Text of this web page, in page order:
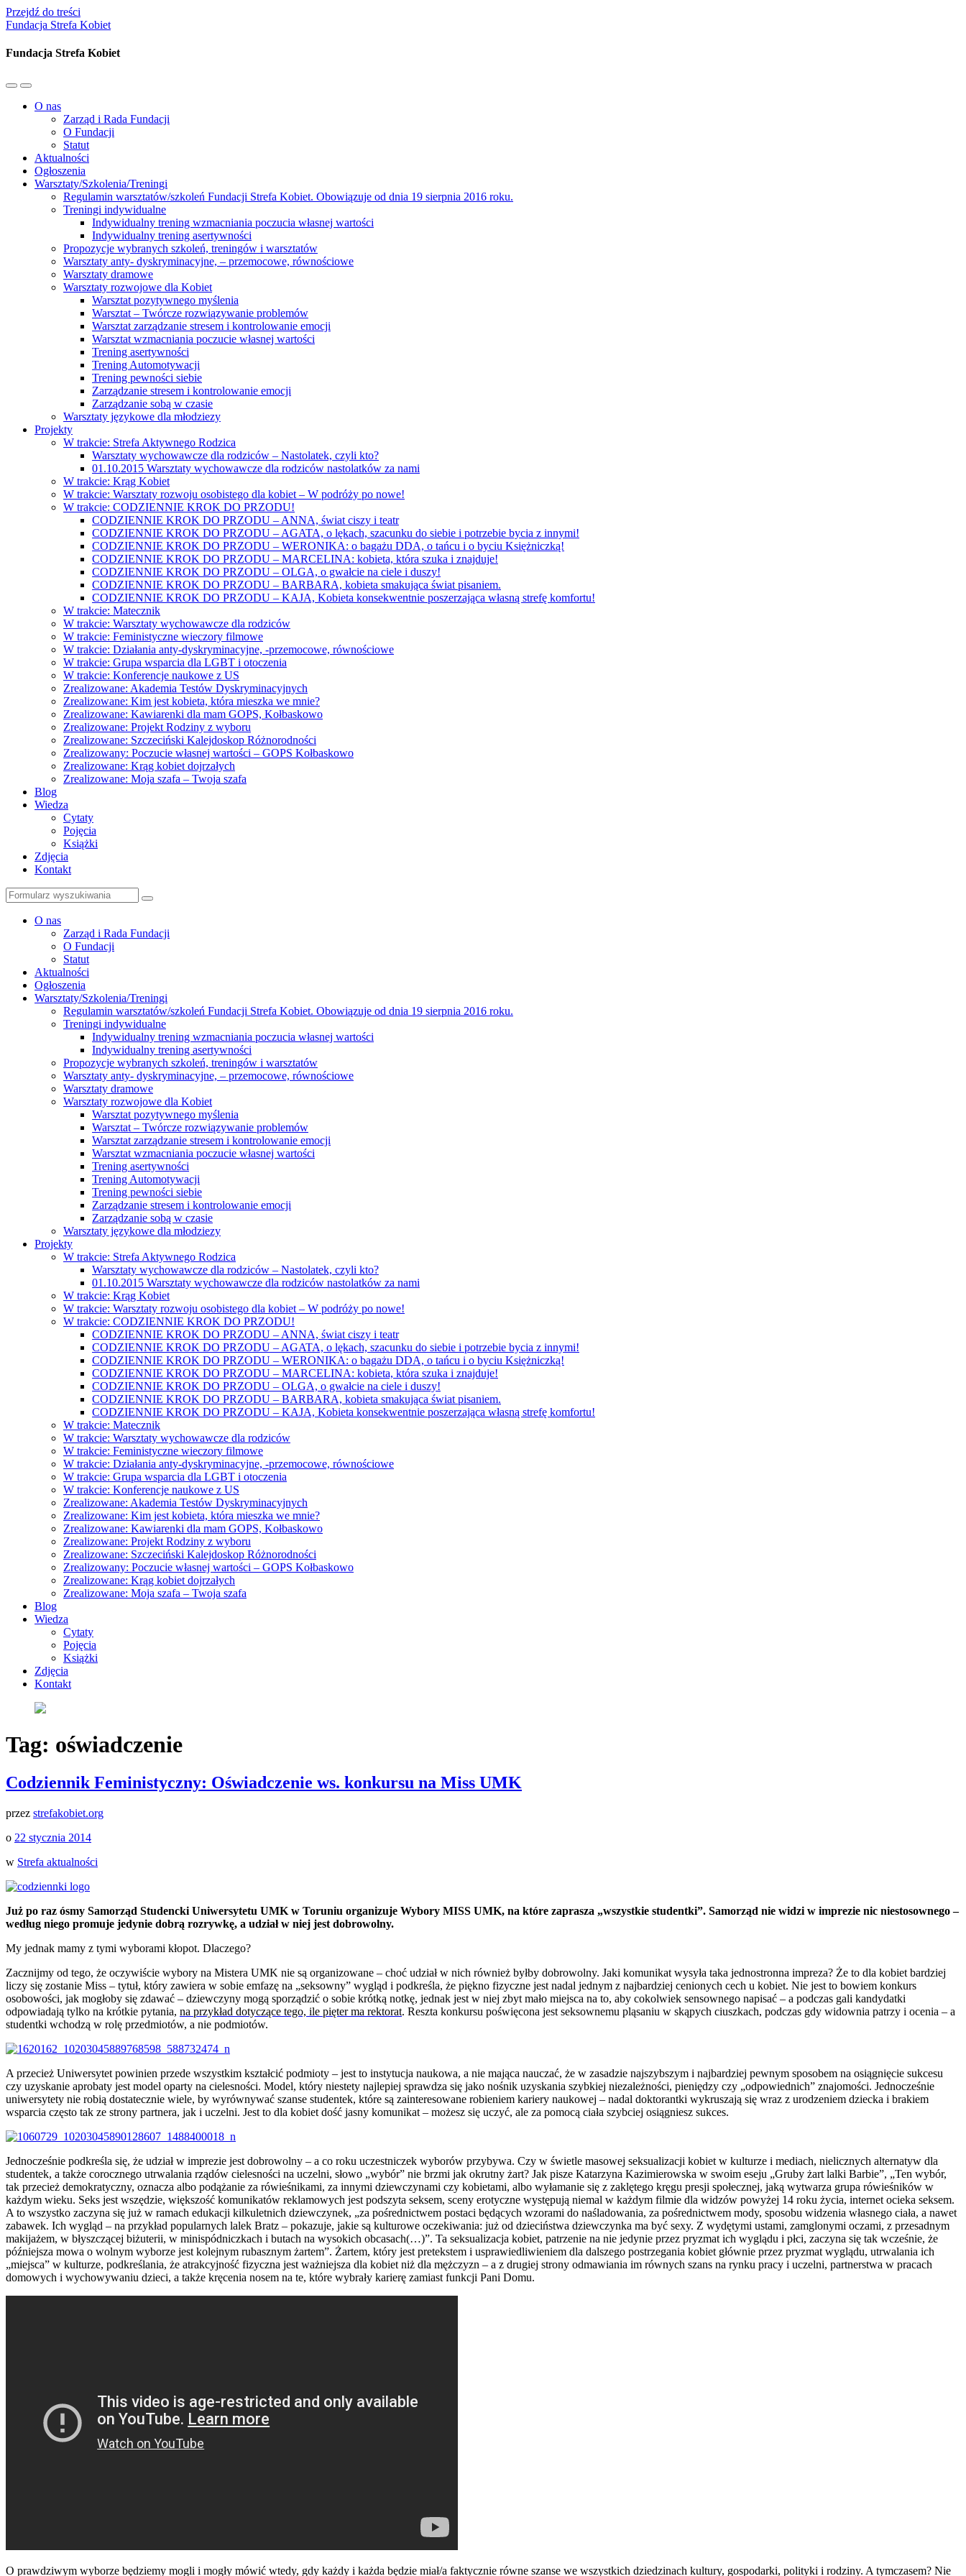
Przejdź do treści
Fundacja Strefa Kobiet
Fundacja Strefa Kobiet
Przełącz
mobilne
Przełącz
pole
wyszukiwania
O nas
Zarząd i Rada Fundacji
O Fundacji
Statut
Aktualności
Ogłoszenia
Warsztaty/Szkolenia/Treningi
Regulamin warsztatów/szkoleń Fundacji Strefa Kobiet. Obowiązuje od dnia 19 sierpnia 2016 roku.
Treningi indywidualne
Indywidualny trening wzmacniania poczucia własnej wartości
Indywidualny trening asertywności
Propozycje wybranych szkoleń, treningów i warsztatów
Warsztaty anty- dyskryminacyjne, – przemocowe, równościowe
Warsztaty dramowe
Warsztaty rozwojowe dla Kobiet
Warsztat pozytywnego myślenia
Warsztat – Twórcze rozwiązywanie problemów
Warsztat zarządzanie stresem i kontrolowanie emocji
Warsztat wzmacniania poczucie własnej wartości
Trening asertywności
Trening Automotywacji
Trening pewności siebie
Zarządzanie stresem i kontrolowanie emocji
Zarządzanie sobą w czasie
Warsztaty językowe dla młodziezy
Projekty
W trakcie: Strefa Aktywnego Rodzica
Warsztaty wychowawcze dla rodziców – Nastolatek, czyli kto?
01.10.2015 Warsztaty wychowawcze dla rodziców nastolatków za nami
W trakcie: Krąg Kobiet
W trakcie: Warsztaty rozwoju osobistego dla kobiet – W podróży po nowe!
W trakcie: CODZIENNIE KROK DO PRZODU!
CODZIENNIE KROK DO PRZODU – ANNA, świat ciszy i teatr
CODZIENNIE KROK DO PRZODU – AGATA, o lękach, szacunku do siebie i potrzebie bycia z innymi!
CODZIENNIE KROK DO PRZODU – WERONIKA: o bagażu DDA, o tańcu i o byciu Księżniczką!
CODZIENNIE KROK DO PRZODU – MARCELINA: kobieta, która szuka i znajduje!
CODZIENNIE KROK DO PRZODU – OLGA, o gwałcie na ciele i duszy!
CODZIENNIE KROK DO PRZODU – BARBARA, kobieta smakująca świat pisaniem.
CODZIENNIE KROK DO PRZODU – KAJA, Kobieta konsekwentnie poszerzająca własną strefę komfortu!
W trakcie: Matecznik
W trakcie: Warsztaty wychowawcze dla rodziców
W trakcie: Feministyczne wieczory filmowe
W trakcie: Działania anty-dyskryminacyjne, -przemocowe, równościowe
W trakcie: Grupa wsparcia dla LGBT i otoczenia
W trakcie: Konferencje naukowe z US
Zrealizowane: Akademia Testów Dyskryminacyjnych
Zrealizowane: Kim jest kobieta, która mieszka we mnie?
Zrealizowane: Kawiarenki dla mam GOPS, Kołbaskowo
Zrealizowane: Projekt Rodziny z wyboru
Zrealizowane: Szczeciński Kalejdoskop Różnorodności
Zrealizowany: Poczucie własnej wartości – GOPS Kołbaskowo
Zrealizowane: Krąg kobiet dojrzałych
Zrealizowane: Moja szafa – Twoja szafa
Blog
Wiedza
Cytaty
Pojęcia
Książki
Zdjęcia
Kontakt
Szukaj
O nas
Zarząd i Rada Fundacji
O Fundacji
Statut
Aktualności
Ogłoszenia
Warsztaty/Szkolenia/Treningi
Regulamin warsztatów/szkoleń Fundacji Strefa Kobiet. Obowiązuje od dnia 19 sierpnia 2016 roku.
Treningi indywidualne
Indywidualny trening wzmacniania poczucia własnej wartości
Indywidualny trening asertywności
Propozycje wybranych szkoleń, treningów i warsztatów
Warsztaty anty- dyskryminacyjne, – przemocowe, równościowe
Warsztaty dramowe
Warsztaty rozwojowe dla Kobiet
Warsztat pozytywnego myślenia
Warsztat – Twórcze rozwiązywanie problemów
Warsztat zarządzanie stresem i kontrolowanie emocji
Warsztat wzmacniania poczucie własnej wartości
Trening asertywności
Trening Automotywacji
Trening pewności siebie
Zarządzanie stresem i kontrolowanie emocji
Zarządzanie sobą w czasie
Warsztaty językowe dla młodziezy
Projekty
W trakcie: Strefa Aktywnego Rodzica
Warsztaty wychowawcze dla rodziców – Nastolatek, czyli kto?
01.10.2015 Warsztaty wychowawcze dla rodziców nastolatków za nami
W trakcie: Krąg Kobiet
W trakcie: Warsztaty rozwoju osobistego dla kobiet – W podróży po nowe!
W trakcie: CODZIENNIE KROK DO PRZODU!
CODZIENNIE KROK DO PRZODU – ANNA, świat ciszy i teatr
CODZIENNIE KROK DO PRZODU – AGATA, o lękach, szacunku do siebie i potrzebie bycia z innymi!
CODZIENNIE KROK DO PRZODU – WERONIKA: o bagażu DDA, o tańcu i o byciu Księżniczką!
CODZIENNIE KROK DO PRZODU – MARCELINA: kobieta, która szuka i znajduje!
CODZIENNIE KROK DO PRZODU – OLGA, o gwałcie na ciele i duszy!
CODZIENNIE KROK DO PRZODU – BARBARA, kobieta smakująca świat pisaniem.
CODZIENNIE KROK DO PRZODU – KAJA, Kobieta konsekwentnie poszerzająca własną strefę komfortu!
W trakcie: Matecznik
W trakcie: Warsztaty wychowawcze dla rodziców
W trakcie: Feministyczne wieczory filmowe
W trakcie: Działania anty-dyskryminacyjne, -przemocowe, równościowe
W trakcie: Grupa wsparcia dla LGBT i otoczenia
W trakcie: Konferencje naukowe z US
Zrealizowane: Akademia Testów Dyskryminacyjnych
Zrealizowane: Kim jest kobieta, która mieszka we mnie?
Zrealizowane: Kawiarenki dla mam GOPS, Kołbaskowo
Zrealizowane: Projekt Rodziny z wyboru
Zrealizowane: Szczeciński Kalejdoskop Różnorodności
Zrealizowany: Poczucie własnej wartości – GOPS Kołbaskowo
Zrealizowane: Krąg kobiet dojrzałych
Zrealizowane: Moja szafa – Twoja szafa
Blog
Wiedza
Cytaty
Pojęcia
Książki
Zdjęcia
Kontakt
Tag: oświadczenie
Codziennik Feministyczny: Oświadczenie ws. konkursu na Miss UMK
przez strefakobiet.org
o 22 stycznia 2014
w Strefa aktualności
Już po raz ósmy Samorząd Studencki Uniwersytetu UMK w Toruniu organizuje Wybory MISS UMK, na które zaprasza „wszystkie studentki”. Samorząd nie widzi w imprezie nic niestosownego –
według niego promuje jedynie dobrą rozrywkę, a udział w niej jest dobrowolny.
My jednak mamy z tymi wyborami kłopot. Dlaczego?
Zacznijmy od tego, że oczywiście wybory na Mistera UMK nie są organizowane – choć udział w nich również byłby dobrowolny. Jaki komunikat wysyła taka jednostronna impreza? Że to dla kobiet bardziej
liczy się zostanie Miss – tytuł, który zawiera w sobie emfazę na „seksowny” wygląd i podkreśla, że piękno fizyczne jest nadal jednym z najbardziej cenionych cech u kobiet. Nie jest to bowiem konkurs
osobowości, jak mogłoby się zdawać – dziewczyny mogą sporządzić o sobie krótką notkę, jednak jest w niej zbyt mało miejsca na to, aby cokolwiek sensownego napisać – a podczas gali kandydatki
odpowiadają tylko na krótkie pytania, na przykład dotyczące tego, ile pięter ma rektorat. Reszta konkursu poświęcona jest seksownemu pląsaniu w skąpych ciuszkach, podczas gdy widownia patrzy i ocenia – a
studentki wchodzą w rolę przedmiotów, a nie podmiotów.
A przecież Uniwersytet powinien przede wszystkim kształcić podmioty – jest to instytucja naukowa, a nie mająca nauczać, że w zasadzie najszybszym i najbardziej pewnym sposobem na osiągnięcie sukcesu
czy uzyskanie aprobaty jest model oparty na cielesności. Model, który niestety najlepiej sprawdza się jako nośnik uzyskania szybkiej niezależności, pieniędzy czy „odpowiednich” znajomości. Jednocześnie
uniwersytety nie robią dostatecznie wiele, by wyrównywać szanse studentek, które są zainteresowane robieniem kariery naukowej – nadal doktorantki wykruszają się wraz z urodzeniem dziecka i brakiem
wsparcia często tak ze strony partnera, jak i uczelni. Jest to dla kobiet dość jasny komunikat – możesz się uczyć, ale za pomocą ciała szybciej osiągniesz sukces.
Jednocześnie podkreśla się, że udział w imprezie jest dobrowolny – a co roku uczestniczek wyborów przybywa. Czy w świetle masowej seksualizacji kobiet w kulturze i mediach, nielicznych alternatyw dla
studentek, a także corocznego utrwalania rządów cielesności na uczelni, słowo „wybór” nie brzmi jak okrutny żart? Jak pisze Katarzyna Kazimierowska w swoim eseju „Gruby żart lalki Barbie”, „Ten wybór,
tak przecież demokratyczny, oznacza albo podążanie za rówieśnikami, za innymi dziewczynami czy kobietami, albo wyłamanie się z zaklętego kręgu presji społecznej, jaką wytwarza grupa rówieśników w
każdym wieku. Seks jest wszędzie, większość komunikatów reklamowych jest podszyta seksem, sceny erotyczne występują niemal w każdym filmie dla widzów powyżej 14 roku życia, internet ocieka seksem.
A to wszystko zaczyna się już w ramach edukacji kilkuletnich dziewczynek, „za pośrednictwem postaci będących wzorami do naśladowania, za pośrednictwem mody, sposobu widzenia własnego ciała, a nawet
zabawek. Ich wygląd – na przykład popularnych lalek Bratz – pokazuje, jakie są kulturowe oczekiwania: już od dzieciństwa dziewczynka ma być sexy. Z wydętymi ustami, zamglonymi oczami, z przesadnym
makijażem, w błyszczącej biżuterii, w minispódniczkach i butach na wysokich obcasach(…)”. Ta seksualizacja kobiet, patrzenie na nie jedynie przez pryzmat ich wyglądu i płci, zaczyna się tak wcześnie, że
późniejsza mowa o wolnym wyborze jest kolejnym rubasznym żartem”. Żartem, który jest pretekstem i usprawiedliwieniem dla dalszego postrzegania kobiet głównie przez pryzmat wyglądu, utrwalania ich
„miejsca” w kulturze, podkreślania, że atrakcyjność fizyczna jest ważniejsza dla kobiet niż dla mężczyzn – a z drugiej strony odmawiania im równych szans na rynku pracy i uczelni, partnerstwa w pracach
domowych i wychowywaniu dzieci, a także kręcenia nosem na te, które wybrały karierę zamiast funkcji Pani Domu.
O prawdziwym wyborze będziemy mogli i mogły mówić wtedy, gdy każdy i każda będzie miał/a faktycznie równe szanse we wszystkich dziedzinach kultury, gospodarki, polityki i rodziny. A tymczasem? Nie